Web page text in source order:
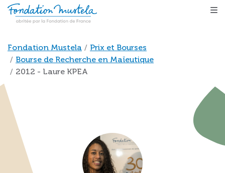
Aller au contenu principal
Fil d'Ariane
Fondation Mustela
Prix et Bourses
Bourse de Recherche en Maïeutique
2012 - Laure KPEA